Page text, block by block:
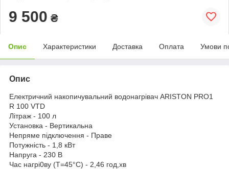
9 500 ₴
Опис Характеристики Доставка Оплата Умови
Опис
Електричний накопичувальний водонагрівач ARISTON PRO1
R 100 VTD
Літраж - 100 л
Установка - Вертикальна
Непряме підключення - Праве
Потужність - 1,8 кВт
Напруга - 230 В
Час нагрі0ву (Т=45°С) - 2,46 год,хв